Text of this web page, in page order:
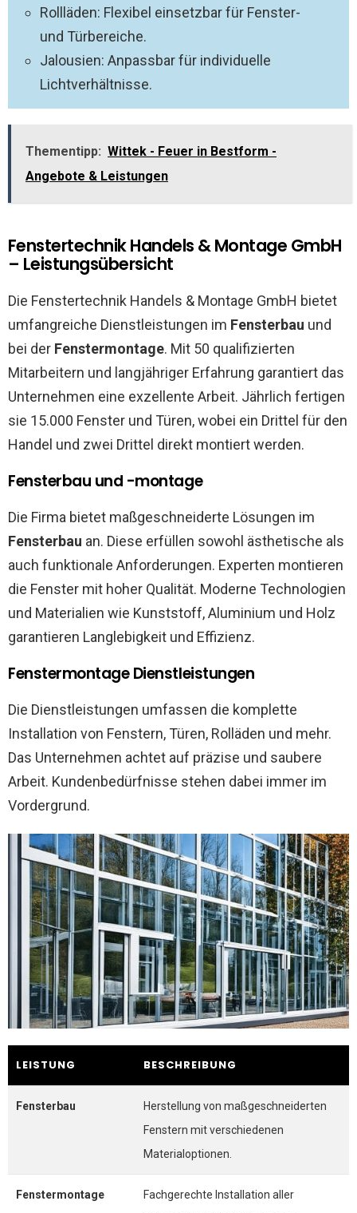
Rollläden: Flexibel einsetzbar für Fenster-
und Türbereiche.
Jalousien: Anpassbar für individuelle
Lichtverhältnisse.
Thementipp: Wittek - Feuer in Bestform -
Angebote & Leistungen
Fenstertechnik Handels & Montage GmbH
– Leistungsübersicht
Die Fenstertechnik Handels & Montage GmbH bietet
umfangreiche Dienstleistungen im Fensterbau und
bei der Fenstermontage. Mit 50 qualifizierten
Mitarbeitern und langjähriger Erfahrung garantiert das
Unternehmen eine exzellente Arbeit. Jährlich fertigen
sie 15.000 Fenster und Türen, wobei ein Drittel für den
Handel und zwei Drittel direkt montiert werden.
Fensterbau und -montage
Die Firma bietet maßgeschneiderte Lösungen im
Fensterbau an. Diese erfüllen sowohl ästhetische als
auch funktionale Anforderungen. Experten montieren
die Fenster mit hoher Qualität. Moderne Technologien
und Materialien wie Kunststoff, Aluminium und Holz
garantieren Langlebigkeit und Effizienz.
Fenstermontage Dienstleistungen
Die Dienstleistungen umfassen die komplette
Installation von Fenstern, Türen, Rolläden und mehr.
Das Unternehmen achtet auf präzise und saubere
Arbeit. Kundenbedürfnisse stehen dabei immer im
Vordergrund.
LEISTUNG BESCHREIBUNG
Fensterbau
Herstellung von maßgeschneiderten
Fenstern mit verschiedenen
Materialoptionen.
Fenstermontage
Fachgerechte Installation aller